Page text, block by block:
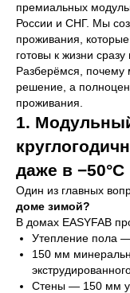
премиальных
России и СНГ. Мы
проживания,
готовы к жизни
Разберёмся,
решение, а
проживания.
1.
даже в −50°C
Один из главных
доме зимой?
В домах EASYFAB
Утепление пола
150 мм
Стены — 150 мм